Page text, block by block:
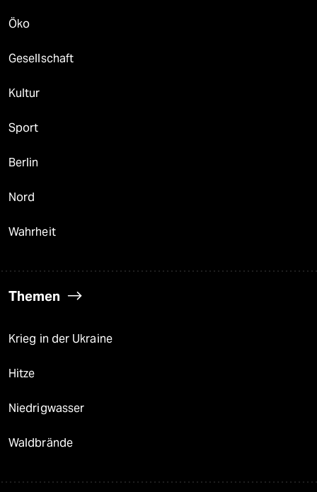
Öko
Gesellschaft
Kultur
Sport
Berlin
Nord
Wahrheit
Themen
Krieg in der Ukraine
Hitze
Niedrigwasser
Waldbrände